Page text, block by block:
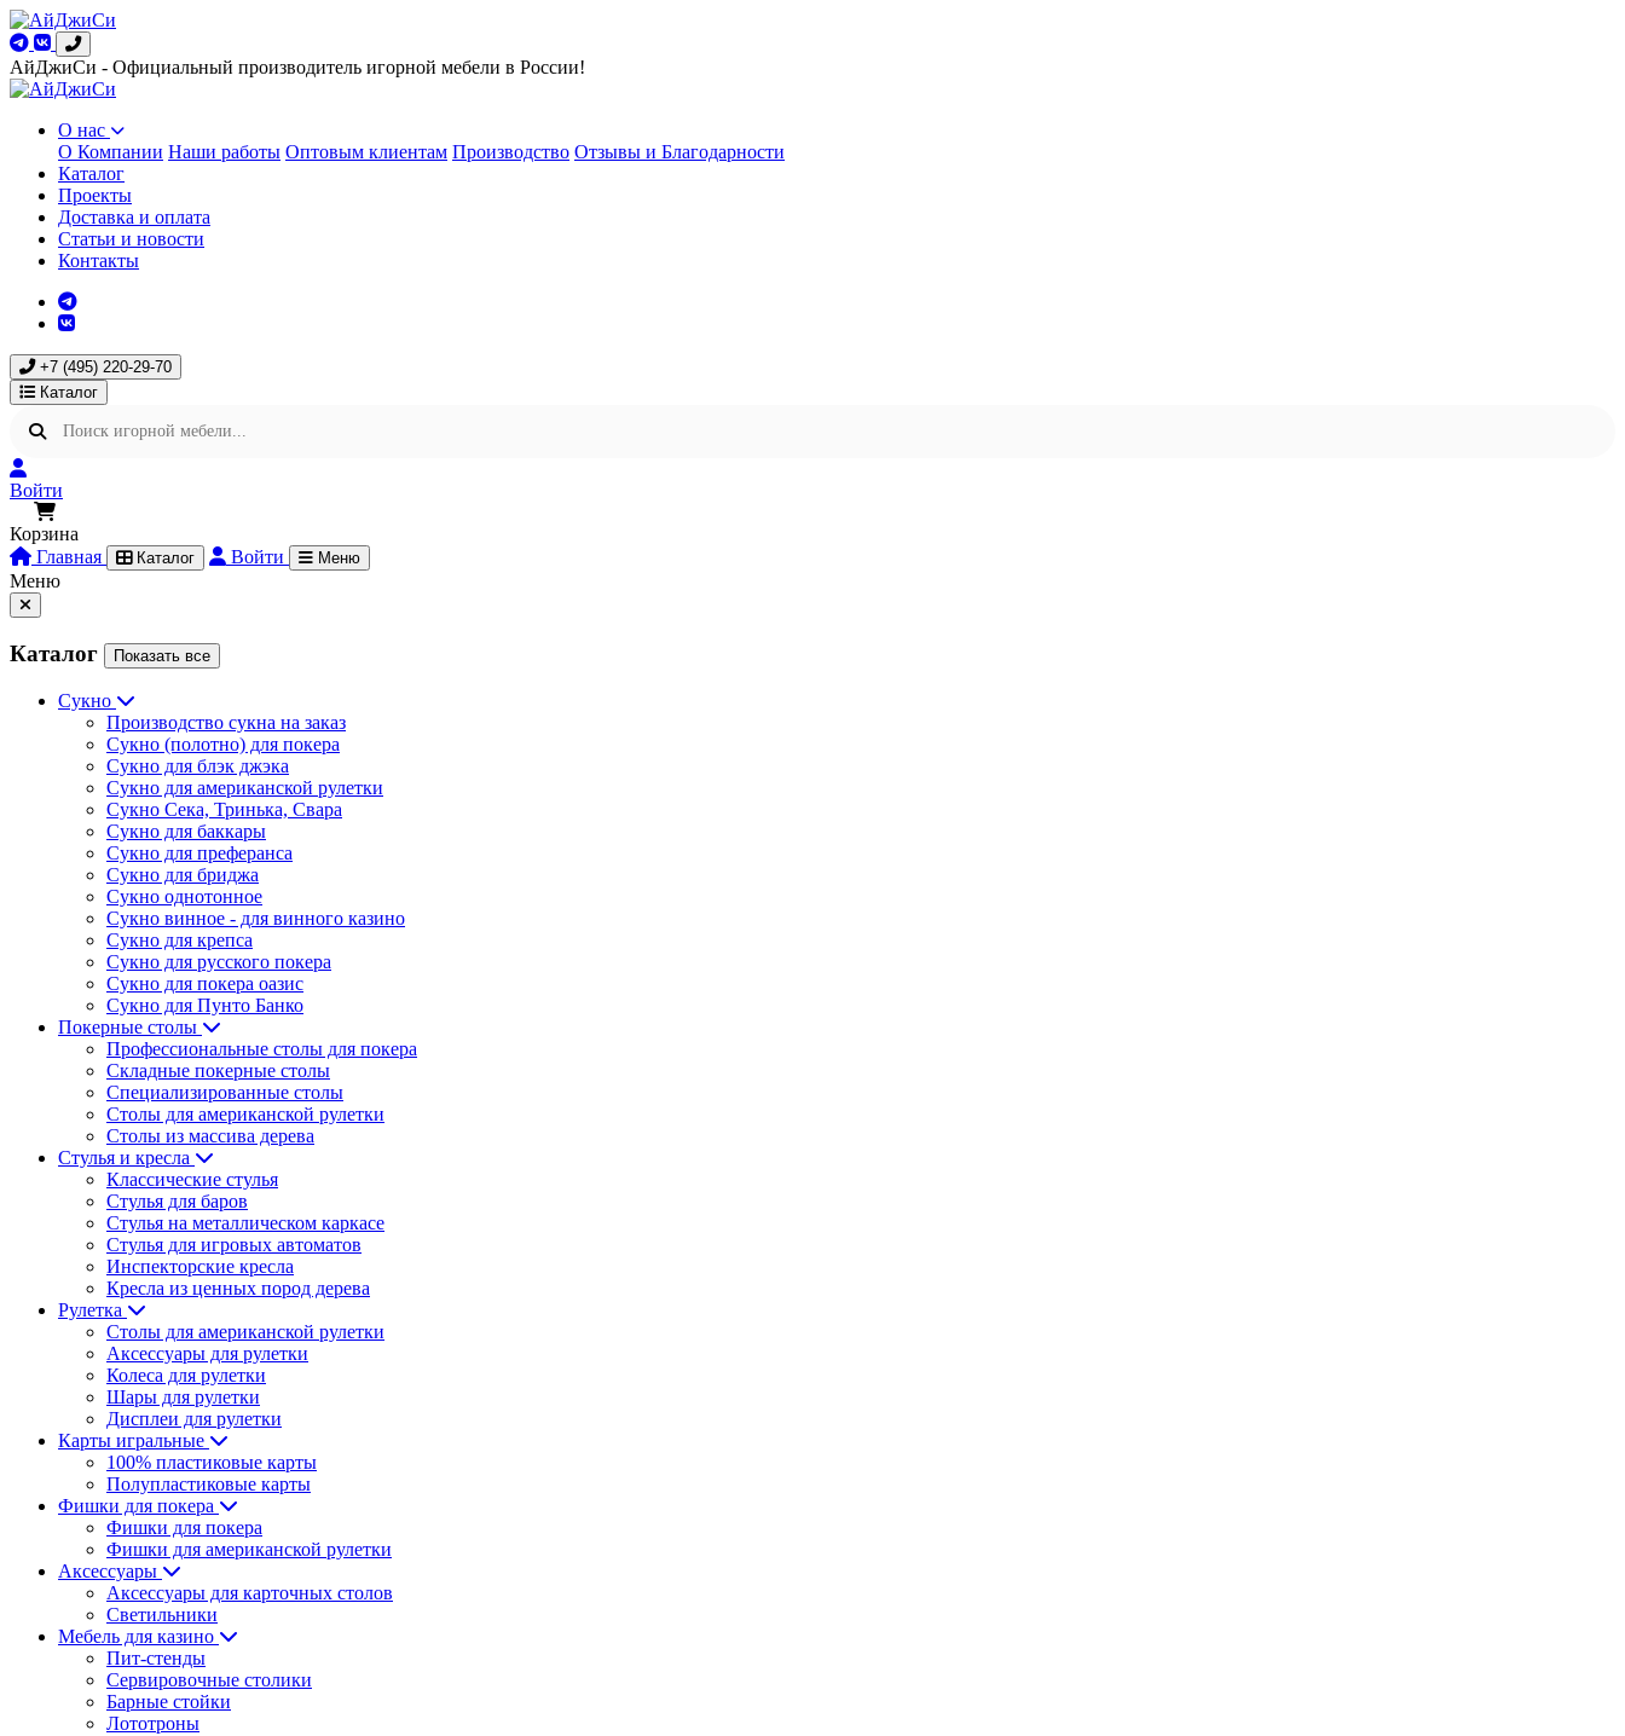
АйДжиСи - Официальный производитель игорной мебели в России!
О нас
О Компании Наши работы Оптовым клиентам Производство Отзывы и Благодарности
Каталог
Проекты
Доставка и оплата
Статьи и новости
Контакты
+7 (495) 220-29-70
Каталог
Войти
Корзина
Главная
Каталог Войти Меню
Меню
Каталог Показать все
Сукно
Производство сукна на заказ
Сукно (полотно) для покера
Сукно для блэк джэка
Сукно для американской рулетки
Сукно Сека, Тринька, Свара
Сукно для баккары
Сукно для преферанса
Сукно для бриджа
Сукно однотонное
Сукно винное - для винного казино
Сукно для крепса
Сукно для русского покера
Сукно для покера оазис
Сукно для Пунто Банко
Покерные столы
Профессиональные столы для покера
Складные покерные столы
Специализированные столы
Столы для американской рулетки
Столы из массива дерева
Стулья и кресла
Классические стулья
Стулья для баров
Стулья на металлическом каркасе
Стулья для игровых автоматов
Инспекторские кресла
Кресла из ценных пород дерева
Рулетка
Столы для американской рулетки
Аксессуары для рулетки
Колеса для рулетки
Шары для рулетки
Дисплеи для рулетки
Карты игральные
100% пластиковые карты
Полупластиковые карты
Фишки для покера
Фишки для покера
Фишки для американской рулетки
Аксессуары
Аксессуары для карточных столов
Светильники
Мебель для казино
Пит-стенды
Сервировочные столики
Барные стойки
Лототроны